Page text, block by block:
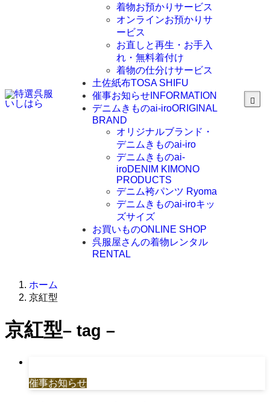
着物お預かりサービス
オンラインお預かりサ
ービス
お直しと再生・お手入
れ・無料着付け
着物の仕分けサービス
土佐紙布TOSA SHIFU
催事お知らせINFORMATION
デニムきものai-iroORIGINAL
BRAND
オリジナルブランド・
デニムきものai-iro
デニムきものai-
iroDENIM KIMONO
PRODUCTS
デニム袴パンツ Ryoma
デニムきものai-iroキッ
ズサイズ
お買いものONLINE SHOP
呉服屋さんの着物レンタル
RENTAL
ホーム
京紅型
京紅型– tag –
催事お知らせ